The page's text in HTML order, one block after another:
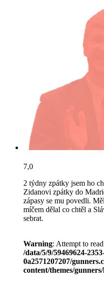
7,0
2 týdny zpátky jsem ho
Zidanovi zpátky do
zápasy se mu povedli.
míčem dělal co chtěl a
sebrat.
Warning: Attempt to
/data/5/9/59469624-
0a2571207207/
content/themes/